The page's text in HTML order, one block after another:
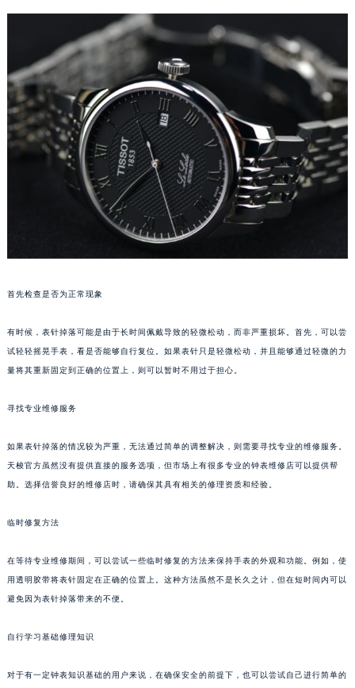
首先检查是否为正常现象
有时候，表针掉落可能是由于长时间佩戴导致的轻微松动，而非严重损坏。首先，可以尝
试轻轻摇晃手表，看是否能够自行复位。如果表针只是轻微松动，并且能够通过轻微的力
量将其重新固定到正确的位置上，则可以暂时不用过于担心。
寻找专业维修服务
如果表针掉落的情况较为严重，无法通过简单的调整解决，则需要寻找专业的维修服务。
天梭官方虽然没有提供直接的服务选项，但市场上有很多专业的钟表维修店可以提供帮
助。选择信誉良好的维修店时，请确保其具有相关的修理资质和经验。
临时修复方法
在等待专业维修期间，可以尝试一些临时修复的方法来保持手表的外观和功能。例如，使
用透明胶带将表针固定在正确的位置上。这种方法虽然不是长久之计，但在短时间内可以
避免因为表针掉落带来的不便。
自行学习基础修理知识
对于有一定钟表知识基础的用户来说，在确保安全的前提下，也可以尝试自己进行简单的